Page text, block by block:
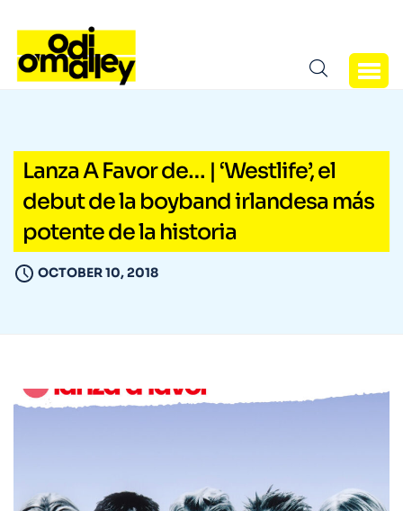
Lanza A Favor de… | ‘Westlife’, el
debut de la boyband irlandesa más
potente de la historia
OCTOBER 10, 2018